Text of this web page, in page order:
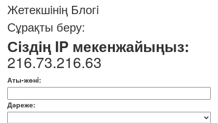
Жетекшiнiң Блогi
Сұрақты беру:
Сiздiң IP мекенжайыңыз:
216.73.216.63
Аты-жөнi:
Дәреже: